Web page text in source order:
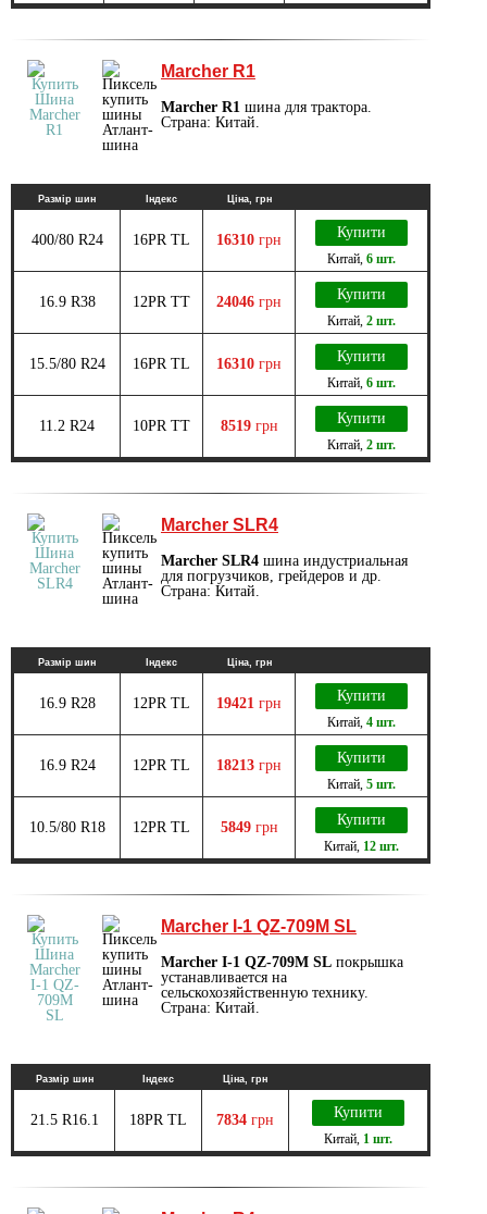
Marcher R1
Marcher R1 шина для трактора.
Страна: Китай.
Размір шин Індекс Ціна, грн
400/80 R24 16PR TL 16310 грн Купити
Китай 6 шт.
16.9 R38 12PR TT 24046 грн Купити
Китай 2 шт.
15.5/80 R24 16PR TL 16310 грн Купити
Китай 6 шт.
11.2 R24 10PR TT 8519 грн Купити
Китай 2 шт.
Marcher SLR4
Marcher SLR4 шина индустриальная
для погрузчиков, грейдеров и др.
Страна: Китай.
Размір шин Індекс Ціна, грн
16.9 R28 12PR TL 19421 грн Купити
Китай 4 шт.
16.9 R24 12PR TL 18213 грн Купити
Китай 5 шт.
10.5/80 R18 12PR TL 5849 грн Купити
Китай 12 шт.
Marcher I-1 QZ-709M SL
Marcher I-1 QZ-709M SL покрышка
устанавливается на
сельскохозяйственную технику.
Страна: Китай.
Размір шин Індекс Ціна, грн
21.5 R16.1 18PR TL 7834 грн Купити
Китай 1 шт.